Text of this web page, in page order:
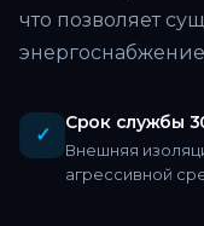
что позволяет
✓
Срок службы
Внешняя
агрессивной